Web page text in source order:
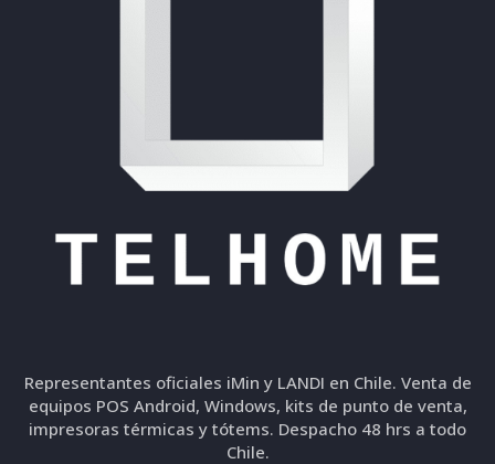
Representantes oficiales iMin y LANDI en Chile. Venta de
equipos POS Android, Windows, kits de punto de venta,
impresoras térmicas y tótems. Despacho 48 hrs a todo
Chile.